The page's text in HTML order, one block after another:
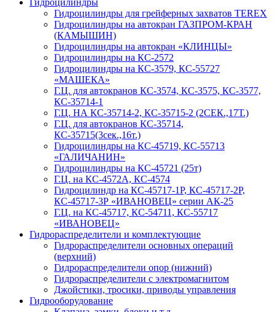
Гидроцилиндры
Гидроцилиндры для грейферных захватов TEREX
Гидроцилиндры на автокран ГАЗПРОМ-КРАН
(КАМЫШИН)
Гидроцилиндры на автокран «КЛИНЦЫ»
Гидроцилиндры на КС-2572
Гидроцилиндры на КС-3579, КС-55727
«МАШЕКА»
Г.Ц. для автокранов КС-3574, КС-3575, КС-3577,
КС-35714-1
Г.Ц. НА КС-35714-2, КС-35715-2 (2СЕК.,17Т.)
Г.Ц. для автокранов КС-35714,
КС-35715(3сек.,16т.)
Гидроцилиндры на КС-45719, КС-55713
«ГАЛИЧАНИН»
Гидроцилиндры на КС-45721 (25т)
Г.Ц. на КС-4572А, КС-4574
Гидроцилиндр на КС-45717-1Р, КС-45717-2Р,
КС-45717-3Р «ИВАНОВЕЦ» серии АК-25
Г.Ц. на КС-45717, КС-54711, КС-55717
«ИВАНОВЕЦ»
Гидрораспределители и комплектующие
Гидрораспределители основных операций
(верхний)
Гидрораспределители опор (нижний)
Гидрораспределители с электромагнитом
Джойстики, тросики, приводы управления
Гидрооборудование